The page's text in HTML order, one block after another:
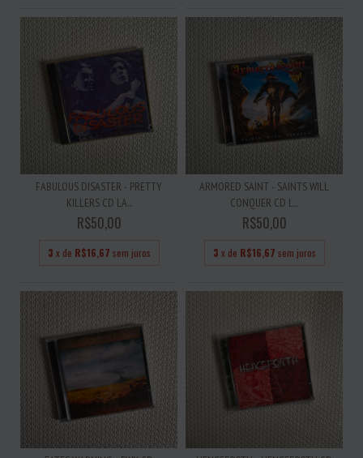
FABULOUS DISASTER - PRETTY
KILLERS CD LA...
R$50,00
3 x de R$16,67 sem juros
ARMORED SAINT - SAINTS WILL
CONQUER CD L...
R$50,00
3 x de R$16,67 sem juros